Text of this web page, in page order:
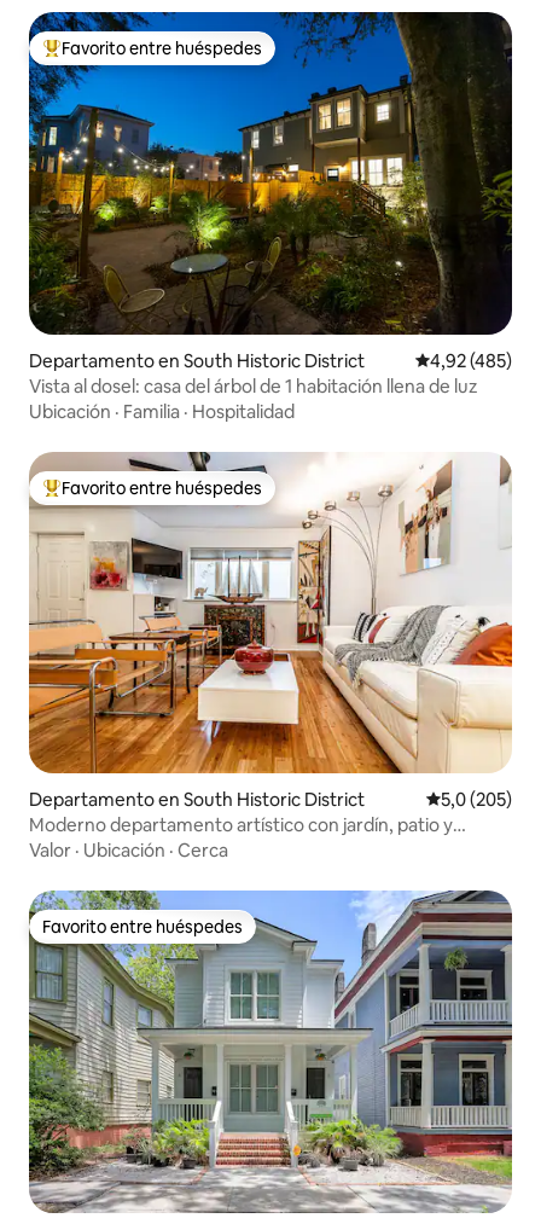
Favorito entre los huéspedes más destacados
Favorito entre huéspedes
Departamento en South Historic District Calificación
4,92 (485)
Vista al dosel: casa del árbol de 1 habitación llena de luz
Ubicación · Familia · Hospitalidad
Favorito entre los huéspedes más destacados
Favorito entre huéspedes
Departamento en South Historic District Calificación
5,0 (205)
Moderno departamento artístico con jardín, patio y
estacionamiento.
Valor · Ubicación · Cerca
Favorito entre huéspedes
Favorito entre huéspedes